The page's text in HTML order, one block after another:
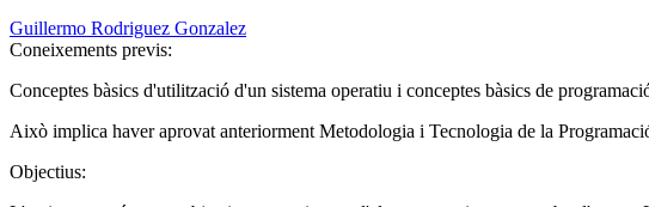
Guillermo Rodriguez Gonzalez
Coneixements previs:
Conceptes bàsics d'utilització d'un sistema operatiu i conceptes bàsics de
Això implica haver aprovat anteriorment Metodologia i Tecnologia de la
Objectius: